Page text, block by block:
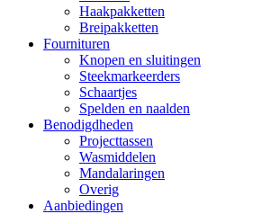
Haakpakketten
Breipakketten
Fournituren
Knopen en sluitingen
Steekmarkeerders
Schaartjes
Spelden en naalden
Benodigdheden
Projecttassen
Wasmiddelen
Mandalaringen
Overig
Aanbiedingen